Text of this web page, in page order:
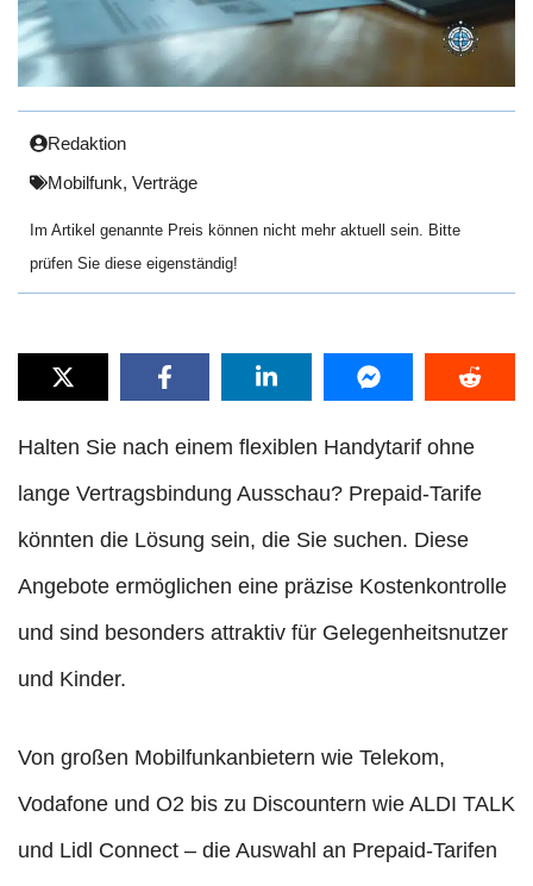
Redaktion
Mobilfunk, Verträge
Im Artikel genannte Preis können nicht mehr aktuell sein. Bitte
prüfen Sie diese eigenständig!
Halten Sie nach einem flexiblen Handytarif ohne
lange Vertragsbindung Ausschau? Prepaid-Tarife
könnten die Lösung sein, die Sie suchen. Diese
Angebote ermöglichen eine präzise Kostenkontrolle
und sind besonders attraktiv für Gelegenheitsnutzer
und Kinder.
Von großen Mobilfunkanbietern wie Telekom,
Vodafone und O2 bis zu Discountern wie ALDI TALK
und Lidl Connect – die Auswahl an Prepaid-Tarifen